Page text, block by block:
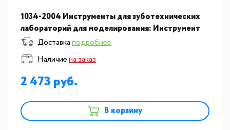
1034-2004 Инструменты для зуботехнических
лабораторий для моделирования: Инструмент
Ergo Wax для нанесения воска с моделирующим
наконечником №4
Доставкаподробнее
Наличиена заказ
2 473
В корзину